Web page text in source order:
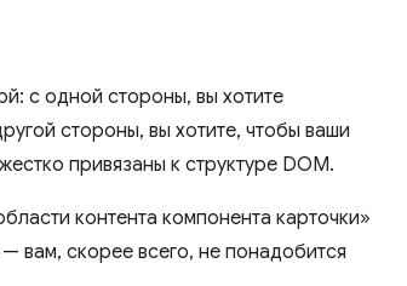
с одной стороны, вы хотите
стороны, вы хотите, чтобы ваши
привязаны к структуре DOM.
контента компонента карточки»
вам, скорее всего, не понадобится